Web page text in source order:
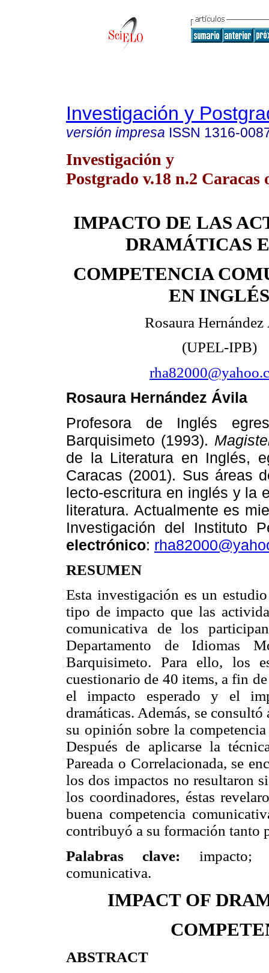
Investigación y
versión impresa ISSN 1316-
Investigación y
Postgrado v.18 n.2 Caracas
IMPACTO DE LAS
DRAMÁTICAS
COMPETENCIA
EN INGLÉS
Rosaura
(UPEL-IPB)
Rosaura Hernández Ávila
Profesora de Inglés
Barquisimeto (1993).
de la Literatura en Inglés,
Caracas (2001). Sus áreas
lecto-escritura en inglés y la
literatura. Actualmente es
Investigación del Instituto
electrónico:
RESUMEN
Esta investigación es un
tipo de impacto que las
comunicativa de los
Departamento de Idiomas
Barquisimeto. Para ello, los
cuestionario de 40 items, a fin
el impacto esperado y el
dramáticas. Además, se
su opinión sobre la
Después de aplicarse la
Pareada o Correlacionada, se
los dos impactos no resultaron
los coordinadores, éstas
buena competencia
contribuyó a su formación tanto
Palabras clave: impacto;
comunicativa.
IMPACT OF
ABSTRACT